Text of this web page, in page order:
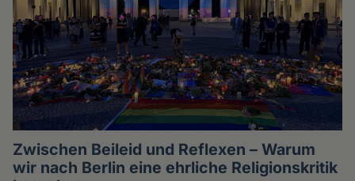
Zwischen Beileid und Reflexen – Warum
wir nach Berlin eine ehrliche Religionskritik